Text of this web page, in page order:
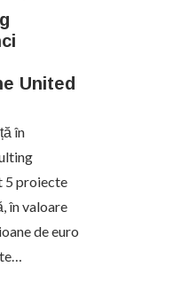
United
în
5 proiecte
în valoare
de euro